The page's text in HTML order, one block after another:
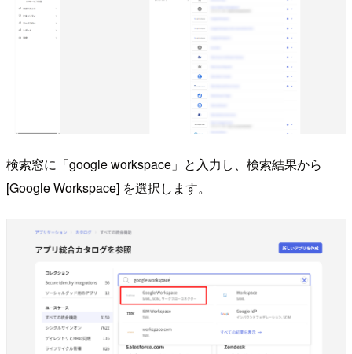
検索窓に「google workspace」と入力し、検索結果から
[Google Workspace] を選択します。